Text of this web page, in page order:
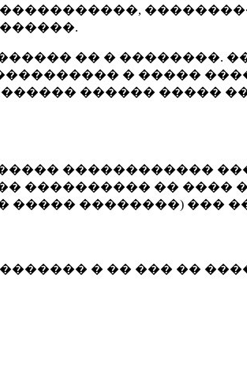
�� � ��������.
� �����
������ �����
������������
���������� �� ����
����� ��������) ���
� �� ��� ��